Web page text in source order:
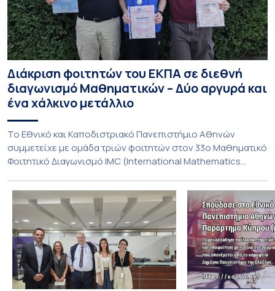
Διάκριση φοιτητών του ΕΚΠΑ σε διεθνή
διαγωνισμό Μαθηματικών – Δύο αργυρά και
ένα χάλκινο μετάλλιο
To Εθνικό και Καποδιστριακό Πανεπιστήμιο Αθηνών
συμμετείχε με ομάδα τριών φοιτητών στον 33ο Μαθηματικό
Φοιτητικό Διαγωνισμό IMC (International Mathematics
Ιουλίου στο Blagoevgrad της Βουλγαρίας. Σε αυτόν
συμμετείχαν 447 φοιτητές εκπροσωπώντας 135
πανεπιστήμια από 46 χώρες. Από την Ελλάδα, συμμετείχαν
επίσης το Εθνικό Μετσόβιο Πολυτεχνείο, το Αριστοτέλειο
Πανεπιστήμιο […]